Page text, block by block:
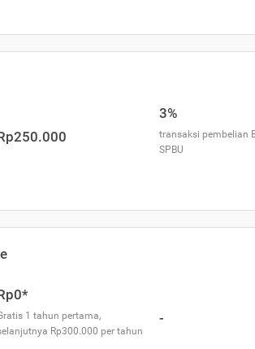
3%
transaksi pembelian
SPBU
1 tahun pertama,
Rp300.000 per tahun
-